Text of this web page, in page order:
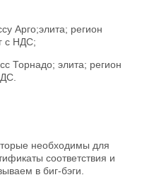
Арго;элита; регион
с НДС;
Торнадо; элита; регион
необходимы для
соответствия и
в биг-бэги.